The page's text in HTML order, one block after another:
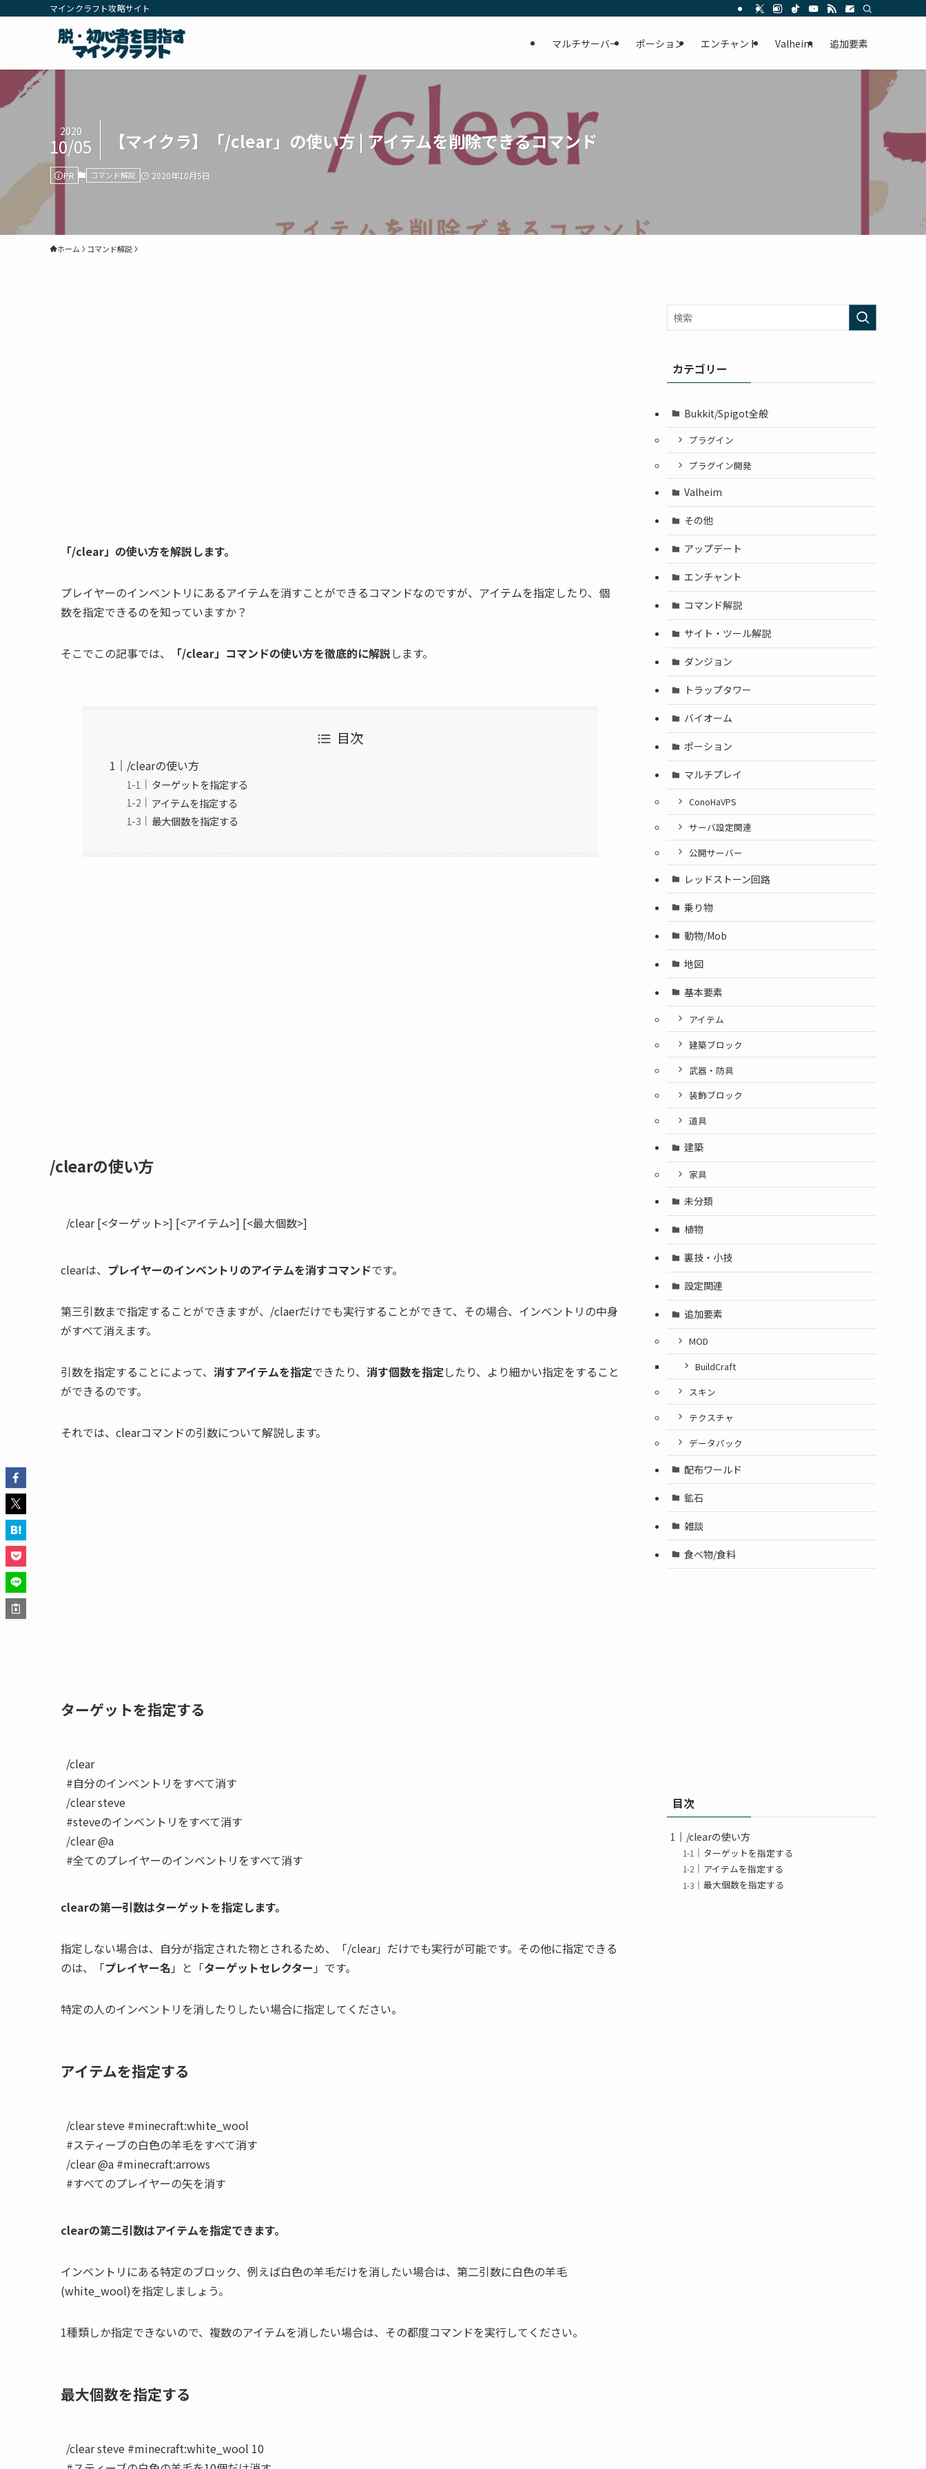
マインクラフト攻略サイト
マルチサーバー ポーション エンチャント Valheim 追加要素
【マイクラ】「/clear」の使い方 | アイテムを削除できるコマンド
2020
10/05
PR コマンド解説 2020年10月5日
ホーム コマンド解説
「/clear」の使い方を解説します。
プレイヤーのインベントリにあるアイテムを消すことができるコマンドなのですが、アイテムを指定したり、個
数を指定できるのを知っていますか？
そこでこの記事では、 「/clear」コマンドの使い方を徹底的に解説します。
目次
/clearの使い方
ターゲットを指定する
アイテムを指定する
最大個数を指定する
/clearの使い方
clearは、 プレイヤーのインベントリのアイテムを消すコマンドです。
第三引数まで指定することができますが、/claerだけでも実行することができて、その場合、インベントリの中身
がすべて消えます。
引数を指定することによって、 消すアイテムを指定できたり、 消す個数を指定したり、より細かい指定をすること
ができるのです。
それでは、clearコマンドの引数について解説します。
ターゲットを指定する
/clear
#自分のインベントリをすべて消す
/clear steve
#steveのインベントリをすべて消す
/clear @a
clearの第一引数はターゲットを指定します。
指定しない場合は、自分が指定された物とされるため、「/clear」だけでも実行が可能です。その他に指定できる
のは、「プレイヤー名 」と「ターゲットセレクター 」です。
特定の人のインベントリを消したりしたい場合に指定してください。
アイテムを指定する
/clear steve #minecraft:white_wool
#スティーブの白色の羊毛をすべて消す
/clear @a #minecraft:arrows
clearの第二引数はアイテムを指定できます。
インベントリにある特定のブロック、例えば白色の羊毛だけを消したい場合は、第二引数に白色の羊毛
(white_wool)を指定しましょう。
1種類しか指定できないので、複数のアイテムを消したい場合は、その都度コマンドを実行してください。
最大個数を指定する
/clear steve #minecraft:white_wool 10
カテゴリー
Bukkit/Spigot全般
プラグイン
プラグイン開発
Valheim
その他
アップデート
エンチャント
コマンド解説
サイト・ツール解説
ダンジョン
トラップタワー
バイオーム
ポーション
マルチプレイ
ConoHaVPS
サーバ設定関連
公開サーバー
レッドストーン回路
乗り物
動物/Mob
地図
基本要素
アイテム
建築ブロック
武器・防具
装飾ブロック
道具
建築
家具
未分類
植物
裏技・小技
設定関連
追加要素
MOD
BuildCraft
スキン
テクスチャ
データパック
配布ワールド
鉱石
雑談
食べ物/食料
目次
/clearの使い方
ターゲットを指定する
アイテムを指定する
最大個数を指定する